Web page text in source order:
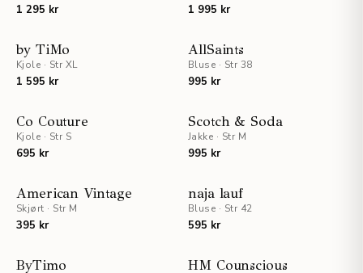
1 295 kr 1 995 kr
by TiMo
Kjole · Str XL
1 595 kr
AllSaints
Bluse · Str 38
995 kr
Co Couture
Kjole · Str S
695 kr
STAFF PICKS
Scotch & Soda
Jakke · Str M
995 kr
American Vintage
Skjørt · Str M
395 kr
naja lauf
Bluse · Str 42
595 kr
ByTimo HM Counscious